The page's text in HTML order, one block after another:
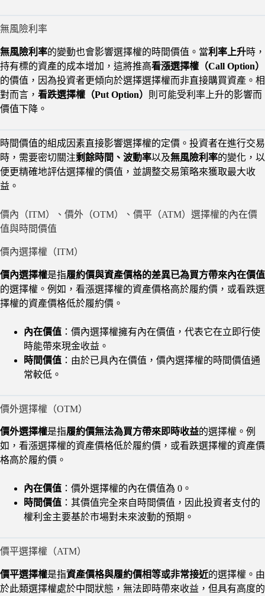
無風險利率
無風險利率的變動也會影響選擇權的時間價值。當利率上升時，
持有標的資產的成本增加，這將推高看漲選擇權（Call Option）
的價值，因為投資者更傾向於選擇選擇權而非直接購買資產。相
對而言， 看跌選擇權（Put Option） 則可能受利率上升的影響而
價值下降。
時間價值的組成因素直接影響選擇權的定價。投資者在進行交易
時，需要密切關注剩餘時間、波動率以及無風險利率的變化，以
便更精確地評估選擇權的價值，並調整交易策略來獲取最大收
益。
價內（ITM）、價外（OTM）、價平（ATM）選擇權的內在價
值與時間價值
價內選擇權（ITM）
價內選擇權是指履約價與資產價格的差異已為買方帶來內在價值
的選擇權。例如，看漲選擇權的資產價格高於履約價，或看跌選
擇權的資產價格低於履約價。
內在價值 ：價內選擇權擁有內在價值，代表它在立即行使
時能帶來現金收益。
時間價值 ：由於已具內在價值，價內選擇權的時間價值通
常較低。
價外選擇權（OTM）
價外選擇權是指履約價無法為買方帶來即時收益的選擇權。例
如，看漲選擇權的資產價格低於履約價，或看跌選擇權的資產價
格高於履約價。
內在價值 ：價外選擇權的內在價值為 0。
時間價值 ：其價值完全來自時間價值，因此投資者支付的
權利金主要基於市場對未來波動的預期。
價平選擇權（ATM）
價平選擇權是指資產價格與履約價相等或非常接近的選擇權。由
於此類選擇權處於中間狀態，無法即時帶來收益，但具有高度的